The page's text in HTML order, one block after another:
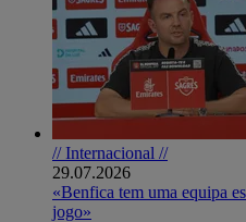
// Internacional //
29.07.2026
«Benfica tem uma equipa
jogo»